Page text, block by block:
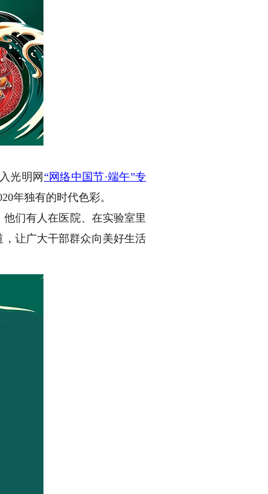
光明网 “网络中国节·端午”专
年独有的时代色彩。
们有人在医院、在实验室里
让广大干部群众向美好生活